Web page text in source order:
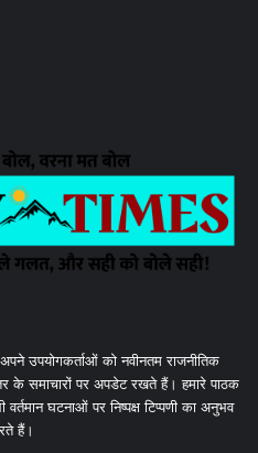
उपयोगकर्ताओं को नवीनतम राजनीतिक
के समाचारों पर अपडेट रखते हैं। हमारे पाठक
वर्तमान घटनाओं पर निष्पक्ष टिप्पणी का अनुभव
हैं।